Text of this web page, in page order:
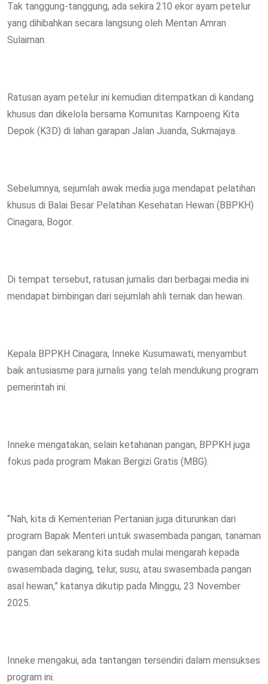
Tak tanggung-tanggung, ada sekira 210 ekor ayam petelur
yang dihibahkan secara langsung oleh Mentan Amran
Sulaiman.
Ratusan ayam petelur ini kemudian ditempatkan di kandang
khusus dan dikelola bersama Komunitas Kampoeng Kita
Depok (K3D) di lahan garapan Jalan Juanda, Sukmajaya.
Sebelumnya, sejumlah awak media juga mendapat pelatihan
khusus di Balai Besar Pelatihan Kesehatan Hewan (BBPKH)
Cinagara, Bogor.
Di tempat tersebut, ratusan jurnalis dari berbagai media ini
mendapat bimbingan dari sejumlah ahli ternak dan hewan.
Kepala BPPKH Cinagara, Inneke Kusumawati, menyambut
baik antusiasme para jurnalis yang telah mendukung program
pemerintah ini.
Inneke mengatakan, selain ketahanan pangan, BPPKH juga
fokus pada program Makan Bergizi Gratis (MBG).
“Nah, kita di Kementerian Pertanian juga diturunkan dari
program Bapak Menteri untuk swasembada pangan, tanaman
pangan dan sekarang kita sudah mulai mengarah kepada
swasembada daging, telur, susu, atau swasembada pangan
asal hewan,” katanya dikutip pada Minggu, 23 November
2025.
Inneke mengakui, ada tantangan tersendiri dalam mensukses
program ini.